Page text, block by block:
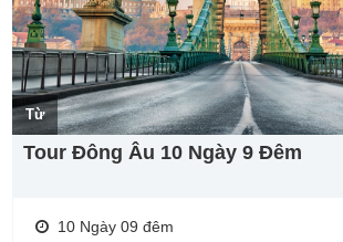
Từ
Tour Đông Âu 10 Ngày 9 Đêm
10 Ngày 09 đêm